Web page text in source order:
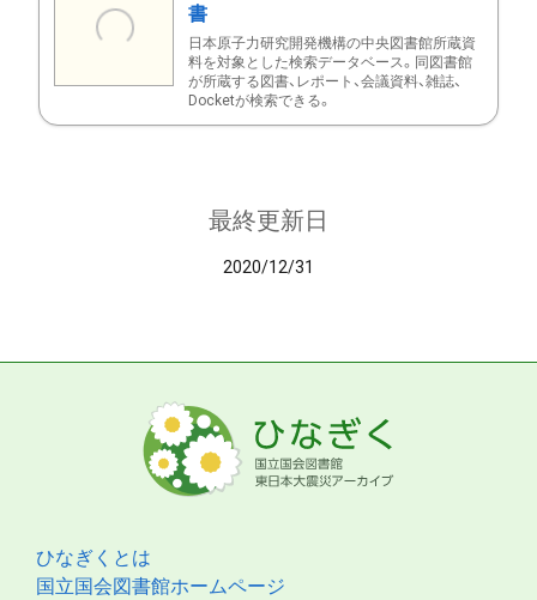
書
日本原子力研究開発機構の中央図書館所蔵資
料を対象とした検索データベース。同図書館
が所蔵する図書、レポート、会議資料、雑誌、
Docketが検索できる。
最終更新日
2020/12/31
ひなぎくとは
国立国会図書館ホームページ